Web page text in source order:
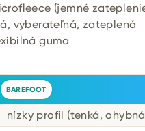
(jemné
vyberateľná, zateplená
guma
BAREFOOT
nízky profil (tenká,